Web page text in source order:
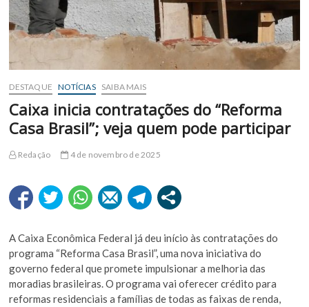
DESTAQUE NOTÍCIAS SAIBA MAIS
Caixa inicia contratações do “Reforma
Casa Brasil”; veja quem pode participar
Redação 4 de novembro de 2025
A Caixa Econômica Federal já deu início às contratações do
programa “Reforma Casa Brasil”, uma nova iniciativa do
governo federal que promete impulsionar a melhoria das
moradias brasileiras. O programa vai oferecer crédito para
reformas residenciais a famílias de todas as faixas de renda,